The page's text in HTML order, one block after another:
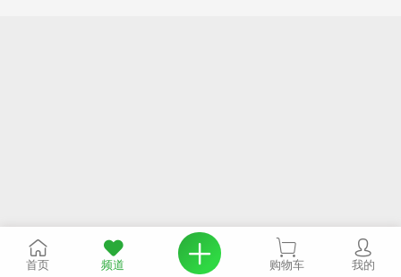
首页 频道 购物车 我的